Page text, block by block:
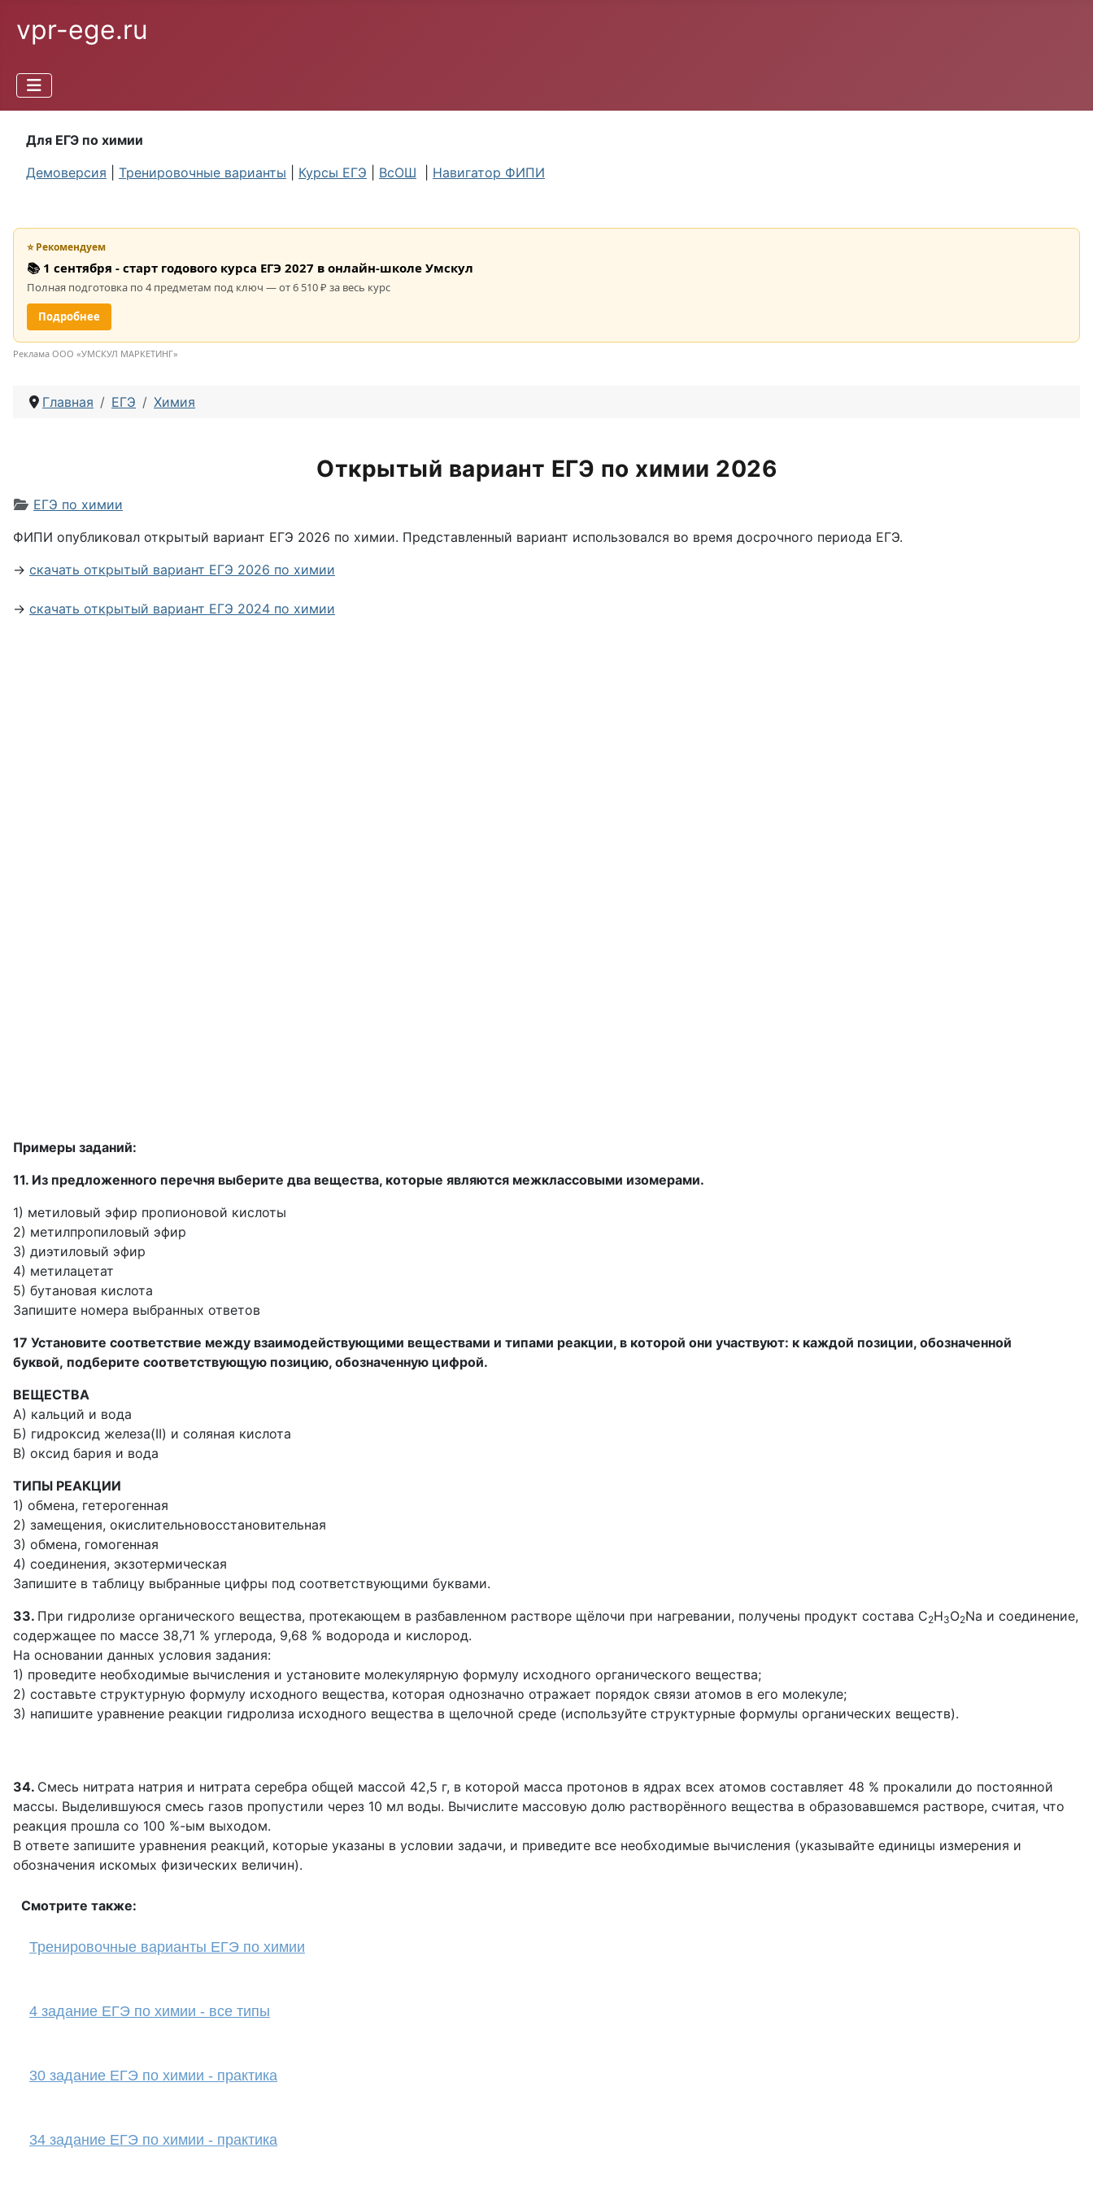
vpr-ege.ru
Для ЕГЭ по химии
Демоверсия
Тренировочные варианты Курсы ЕГЭ ВсОШ Навигатор ФИПИ
⭐ Рекомендуем
📚 1 сентября - старт годового курса ЕГЭ 2027 в онлайн-школе Умскул
Полная подготовка по 4 предметам под ключ — от 6 510 ₽ за весь курс
Подробнее
Реклама ООО «УМСКУЛ МАРКЕТИНГ»
Главная ЕГЭ Химия
Открытый вариант ЕГЭ по химии 2026
Информация о материале
ЕГЭ по химии
ФИПИ опубликовал открытый вариант ЕГЭ 2026 по химии. Представленный вариант использовался во время досрочного периода ЕГЭ.
→ скачать открытый вариант ЕГЭ 2026 по химии
→ скачать открытый вариант ЕГЭ 2024 по химии
Примеры заданий:
11. Из предложенного перечня выберите два вещества, которые являются межклассовыми изомерами.
1) метиловый эфир пропионовой кислоты
2) метилпропиловый эфир
3) диэтиловый эфир
4) метилацетат
5) бутановая кислота
Запишите номера выбранных ответов
17 Установите соответствие между взаимодействующими веществами и типами реакции, в которой они участвуют: к каждой позиции, обозначенной
буквой, подберите соответствующую позицию, обозначенную цифрой.
ВЕЩЕСТВА
А) кальций и вода
Б) гидроксид железа(II) и соляная кислота
В) оксид бария и вода
ТИПЫ РЕАКЦИИ
1) обмена, гетерогенная
2) замещения, окислительновосстановительная
3) обмена, гомогенная
4) соединения, экзотермическая
Запишите в таблицу выбранные цифры под соответствующими буквами.
33. При гидролизе органического вещества, протекающем в разбавленном растворе щёлочи при нагревании, получены продукт состава C2H3O2Na и соединение,
содержащее по массе 38,71 % углерода, 9,68 % водорода и кислород.
На основании данных условия задания:
1) проведите необходимые вычисления и установите молекулярную формулу исходного органического вещества;
2) составьте структурную формулу исходного вещества, которая однозначно отражает порядок связи атомов в его молекуле;
3) напишите уравнение реакции гидролиза исходного вещества в щелочной среде (используйте структурные формулы органических веществ).
34. Смесь нитрата натрия и нитрата серебра общей массой 42,5 г, в которой масса протонов в ядрах всех атомов составляет 48 % прокалили до постоянной
массы. Выделившуюся смесь газов пропустили через 10 мл воды. Вычислите массовую долю растворённого вещества в образовавшемся растворе, считая, что
реакция прошла со 100 %-ым выходом.
В ответе запишите уравнения реакций, которые указаны в условии задачи, и приведите все необходимые вычисления (указывайте единицы измерения и
обозначения искомых физических величин).
Смотрите также:
Тренировочные варианты ЕГЭ по химии
4 задание ЕГЭ по химии - все типы
30 задание ЕГЭ по химии - практика
34 задание ЕГЭ по химии - практика